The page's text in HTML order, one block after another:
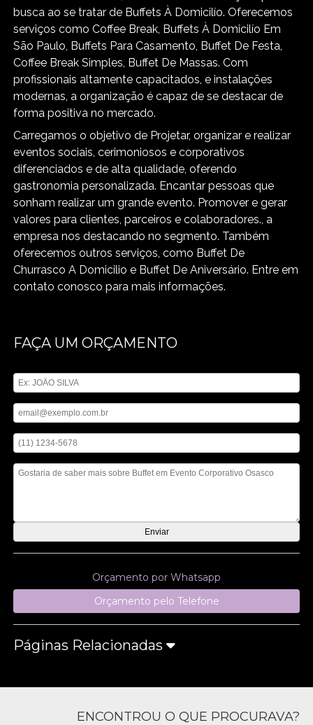
busca ao se tratar de Buffets À Domicilío. Oferecemos
serviços como Coffee Break, Buffets À Domicilío Em
São Paulo, Buffets Para Casamento, Buffet De Festa,
Coffee Break Simples, Buffet De Massas. Com
profissionais altamente capacitados, e instalações
modernas, a organização é capaz de se destacar de
forma positiva no mercado.
Carregamos o objetivo de Projetar, organizar e realizar
eventos sociais, cerimoniosos e corporativos
diferenciados e de alta qualidade, oferendo
gastronomia personalizada. Encantar pessoas que
sonham realizar um grande evento. Promover e gerar
valores para clientes, parceiros e colaboradores., a
empresa nos destacando no segmento. Também
oferecemos outros serviços, como Buffet De
Churrasco A Domicilio e Buffet De Aniversário. Entre em
contato conosco para mais informações.
FAÇA UM ORÇAMENTO
Orçamento por Whatsapp
Orçamento pelo Telefone
Páginas Relacionadas
ENCONTROU O QUE PROCURAVA?